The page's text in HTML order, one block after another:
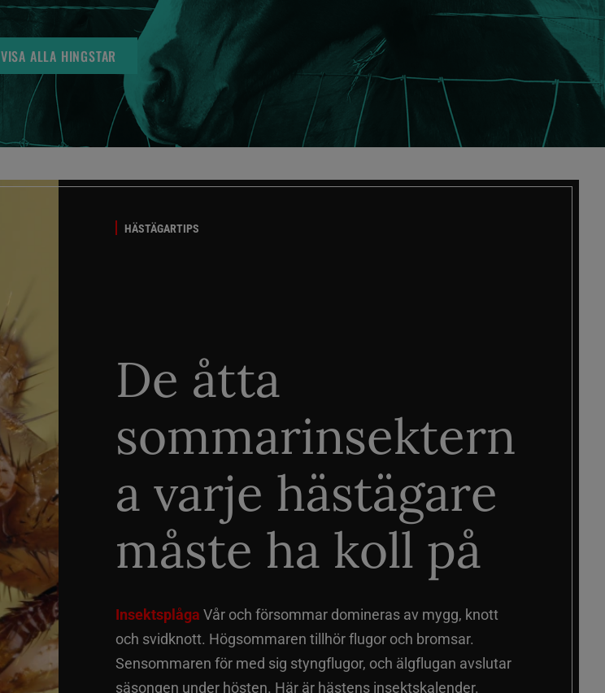
VISA ALLA HINGSTAR
HÄSTÄGARTIPS
De åtta
sommarinsektern
a varje hästägare
måste ha koll på
Insektsplåga Vår och försommar domineras av mygg, knott
och svidknott. Högsommaren tillhör flugor och bromsar.
Sensommaren för med sig styngflugor, och älgflugan avslutar
säsongen under hösten. Här är hästens insektskalender.